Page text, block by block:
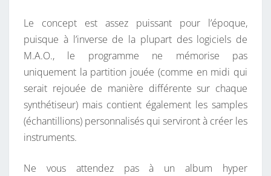
Le concept est assez puissant pour l’époque,
puisque à l’inverse de la plupart des logiciels de
M.A.O., le programme ne mémorise pas
uniquement la partition jouée (comme en midi qui
serait rejouée de manière différente sur chaque
synthétiseur) mais contient également les samples
(échantillions) personnalisés qui serviront à créer les
instruments.
Ne vous attendez pas à un album hyper